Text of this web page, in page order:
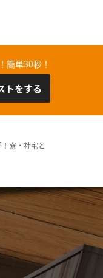
簡単30秒！
トをする
寮・社宅と